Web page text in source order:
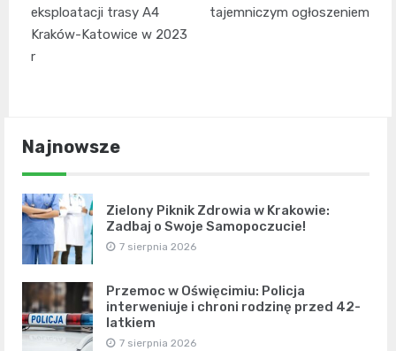
eksploatacji trasy A4
Kraków-Katowice w 2023
r
tajemniczym ogłoszeniem
Najnowsze
Zielony Piknik Zdrowia w Krakowie:
Zadbaj o Swoje Samopoczucie!
7 sierpnia 2026
Przemoc w Oświęcimiu: Policja
interweniuje i chroni rodzinę przed 42-
latkiem
7 sierpnia 2026